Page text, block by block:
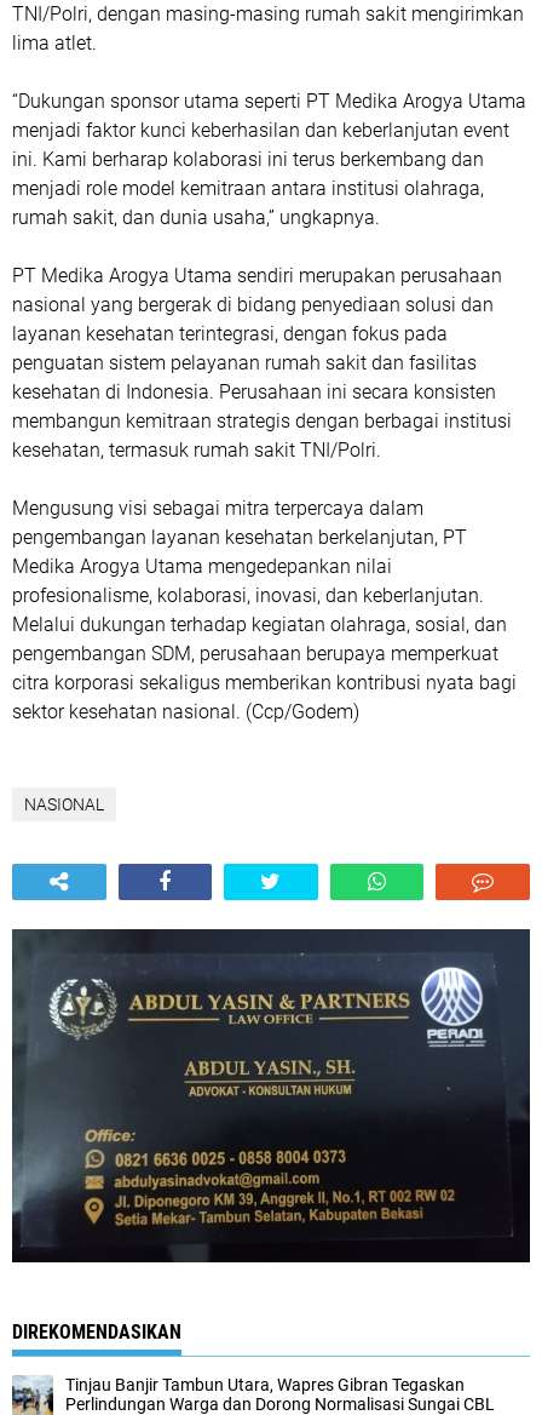
TNI/Polri, dengan masing-masing rumah sakit mengirimkan
lima atlet.
“Dukungan sponsor utama seperti PT Medika Arogya Utama
menjadi faktor kunci keberhasilan dan keberlanjutan event
ini. Kami berharap kolaborasi ini terus berkembang dan
menjadi role model kemitraan antara institusi olahraga,
rumah sakit, dan dunia usaha,” ungkapnya.
PT Medika Arogya Utama sendiri merupakan perusahaan
nasional yang bergerak di bidang penyediaan solusi dan
layanan kesehatan terintegrasi, dengan fokus pada
penguatan sistem pelayanan rumah sakit dan fasilitas
kesehatan di Indonesia. Perusahaan ini secara konsisten
membangun kemitraan strategis dengan berbagai institusi
kesehatan, termasuk rumah sakit TNI/Polri.
Mengusung visi sebagai mitra terpercaya dalam
pengembangan layanan kesehatan berkelanjutan, PT
Medika Arogya Utama mengedepankan nilai
profesionalisme, kolaborasi, inovasi, dan keberlanjutan.
Melalui dukungan terhadap kegiatan olahraga, sosial, dan
pengembangan SDM, perusahaan berupaya memperkuat
citra korporasi sekaligus memberikan kontribusi nyata bagi
sektor kesehatan nasional. (Ccp/Godem)
NASIONAL
DIREKOMENDASIKAN
Tinjau Banjir Tambun Utara, Wapres Gibran Tegaskan
Perlindungan Warga dan Dorong Normalisasi Sungai CBL